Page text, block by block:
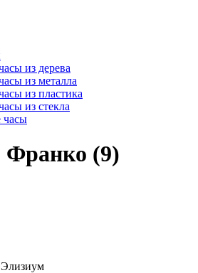
из дерева
из металла
из пластика
из стекла
часы
Франко (9)